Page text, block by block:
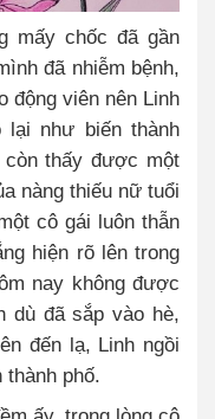
mấy chốc đã gần
đã nhiễm bệnh,
động viên nên Linh
như biến thành
thấy được một
nàng thiếu nữ tuổi
cô gái luôn thẫn
hiện rõ lên trong
nay không được
dù đã sắp vào hè,
đến lạ, Linh ngồi
phố.